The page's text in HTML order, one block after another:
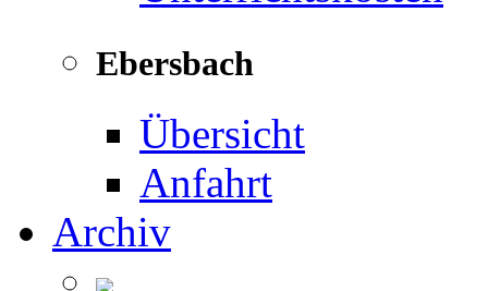
Ebersbach
Übersicht
Anfahrt
Archiv